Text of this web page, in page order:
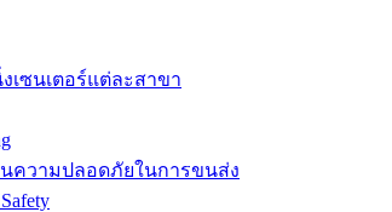
เซนเตอร์แต่ละสาขา
ความปลอดภัยในการขนส่ง